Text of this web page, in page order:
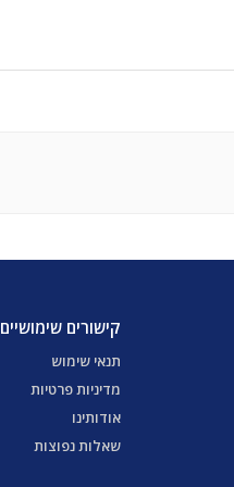
קישורים שימושיים
תנאי שימוש
מדיניות פרטיות
אודותינו
שאלות נפוצות